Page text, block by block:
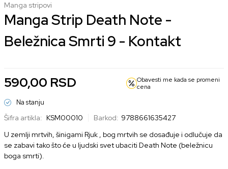
Manga stripovi
Manga Strip Death Note -
Beležnica Smrti 9 - Kontakt
590,00 RSD
Obavesti me kada se promeni
cena
Na stanju
Šifra artikla: KSM00010 Barkod: 9788661635427
U zemlji mrtvih, šinigami Rjuk , bog mrtvih se dosađuje i odlučuje da
se zabavi tako što će u ljudski svet ubaciti Death Note (beležnicu
boga smrti).